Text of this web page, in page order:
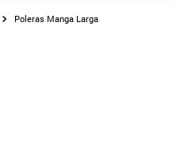
Poleras Manga Larga